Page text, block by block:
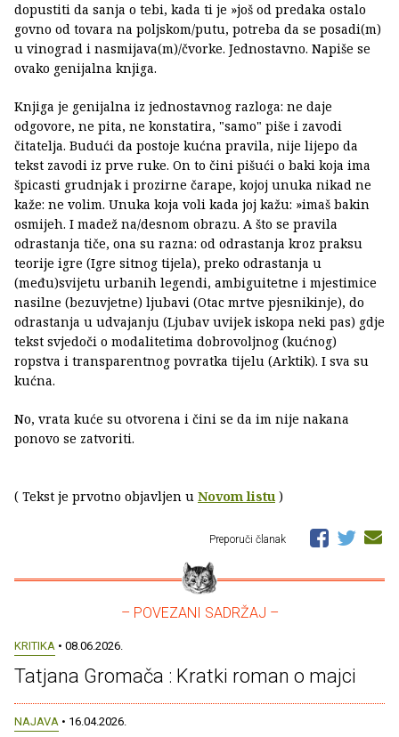
dopustiti da sanja o tebi, kada ti je »još od predaka ostalo
govno od tovara na poljskom/putu, potreba da se posadi(m)
u vinograd i nasmijava(m)/čvorke. Jednostavno. Napiše se
ovako genijalna knjiga.
Knjiga je genijalna iz jednostavnog razloga: ne daje
odgovore, ne pita, ne konstatira, "samo" piše i zavodi
čitatelja. Budući da postoje kućna pravila, nije lijepo da
tekst zavodi iz prve ruke. On to čini pišući o baki koja ima
špicasti grudnjak i prozirne čarape, kojoj unuka nikad ne
kaže: ne volim. Unuka koja voli kada joj kažu: »imaš bakin
osmijeh. I madež na/desnom obrazu. A što se pravila
odrastanja tiče, ona su razna: od odrastanja kroz praksu
teorije igre (Igre sitnog tijela), preko odrastanja u
(među)svijetu urbanih legendi, ambiguitetne i mjestimice
nasilne (bezuvjetne) ljubavi (Otac mrtve pjesnikinje), do
odrastanja u udvajanju (Ljubav uvijek iskopa neki pas) gdje
tekst svjedoči o modalitetima dobrovoljnog (kućnog)
ropstva i transparentnog povratka tijelu (Arktik). I sva su
kućna.
No, vrata kuće su otvorena i čini se da im nije nakana
ponovo se zatvoriti.
( Tekst je prvotno objavljen u Novom listu )
Preporuči članak
– POVEZANI SADRŽAJ –
KRITIKA • 08.06.2026.
Tatjana Gromača : Kratki roman o majci
NAJAVA • 16.04.2026.